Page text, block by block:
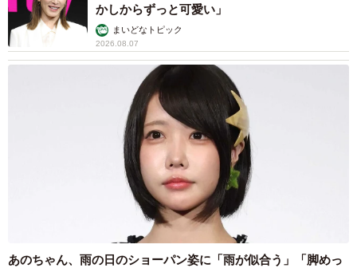
かしからずっと可愛い」
まいどなトピック
2026.08.07
あのちゃん、雨の日のショーパン姿に「雨が似合う」「脚めっ